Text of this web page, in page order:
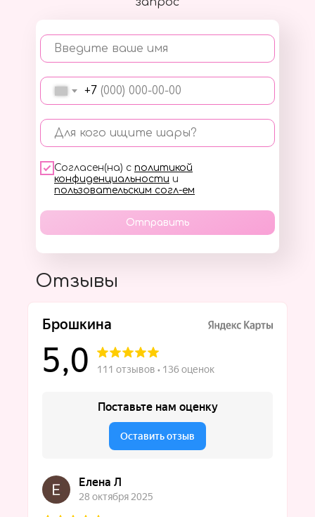
Введите ваше имя
+7
Для кого ищите шары?
Согласен(на) с политикой
конфиденциальности и
пользовательским согл-ем
Отправить
Отзывы